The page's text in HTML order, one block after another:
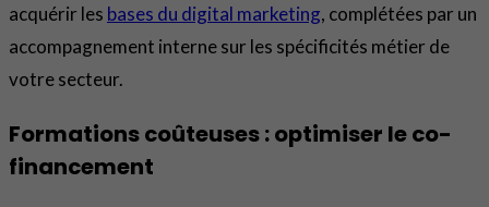
acquérir les bases du digital marketing, complétées par un
accompagnement interne sur les spécificités métier de
votre secteur.
Formations coûteuses : optimiser le co-
financement